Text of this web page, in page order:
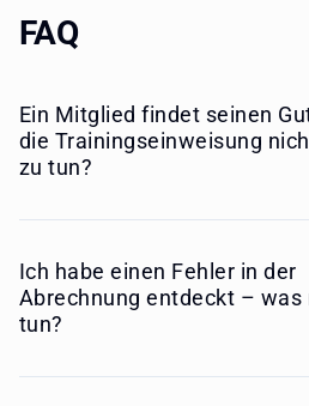
FAQ
Ein Mitglied findet seinen
die Trainingseinweisung
zu tun?
Ich habe einen Fehler in der
Abrechnung entdeckt – was
tun?